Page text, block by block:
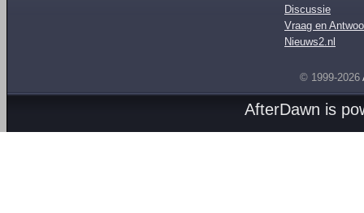
Discussie
Vraag en
Nieuws2.nl
© 1999-2026
AfterDawn is